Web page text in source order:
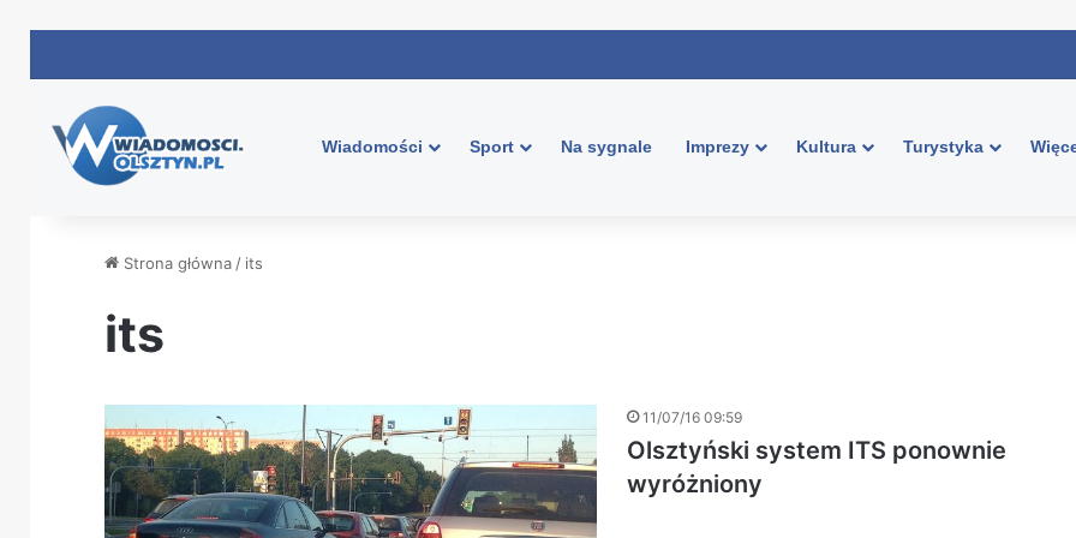
Wiadomości Sport Na sygnale Imprezy Kultura Turystyka
Strona główna / its
its
11/07/16 09:59
Olsztyński system ITS ponownie
wyróżniony